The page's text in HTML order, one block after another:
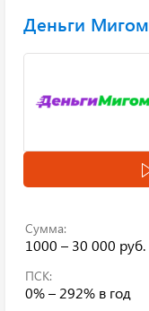
Деньги Мигом
Сумма:
1000 – 30 000 руб.
ПСК:
0% – 292% в год